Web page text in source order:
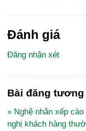
Đánh giá
Đăng nhận xét
Bài đăng
» Nghệ nhân xếp
nghị khách hàng